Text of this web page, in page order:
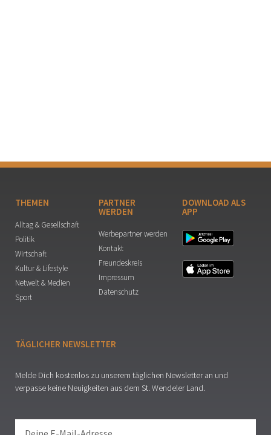
THEMEN
Alltag & Gesellschaft
Politik
Wirtschaft
Kultur & Lifestyle
Netwelt & Medien
Sport
PARTNER
WERDEN
Werbepartner werden
Kontakt
Freundeskreis
Impressum
Datenschutz
DOWNLOAD ALS
APP
TÄGLICHER NEWSLETTER
Melde Dich kostenlos zu unserem täglichen Newsletter an und
verpasse keine Neuigkeiten aus dem St. Wendeler Land.